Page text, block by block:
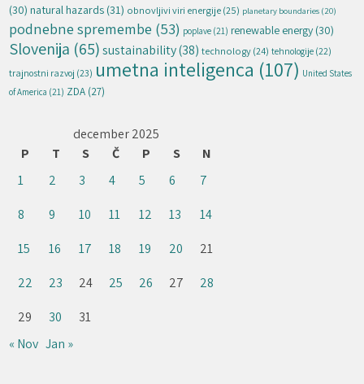
(30) natural hazards (31) obnovljivi viri energije(25) planetary boundaries (20)
podnebne spremembe (53) poplave (21) renewable energy (30)
Slovenija (65) sustainability(38) technology(24) tehnologije (22)
trajnostni razvoj (23) umetna inteligenca (107) United States
of America (21) ZDA (27)
december 2025
P
T S Č P S
N
1
2 3 4 5 6
7
8
9 10 11 12 13
14
15
16 17 18 19 20
21
22
23 24 25 26 27
28
29
30
31
« Nov Jan »